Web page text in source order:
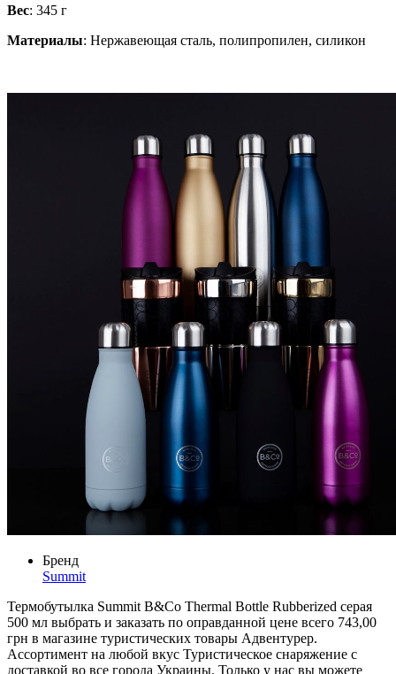
Вес: 345 г
Материалы: Нержавеющая сталь, полипропилен, силикон
Бренд
Summit
Термобутылка Summit B&Co Thermal Bottle Rubberized серая
500 мл выбрать и заказать по оправданной цене всего 743,00
грн в магазине туристических товары Адвентурер.
Ассортимент на любой вкус Туристическое снаряжение с
доставкой во все города Украины. Только у нас вы можете